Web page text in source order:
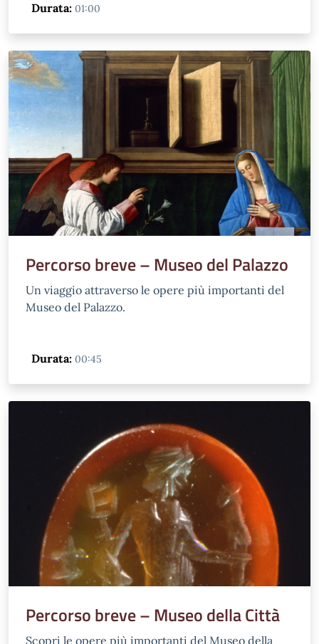
Durata: 01:00
Percorso breve – Museo del Palazzo
Un viaggio attraverso le opere più importanti del
Museo del Palazzo.
Durata: 00:45
Percorso breve – Museo della Città
Scopri le opere più importanti del Museo della